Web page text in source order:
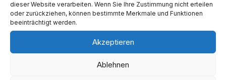
dieser Website verarbeiten. Wenn Sie Ihre Zustimmung nicht erteilen
oder zurückziehen, können bestimmte Merkmale und Funktionen
beeinträchtigt werden.
Akzeptieren
Ablehnen
Bis:
Filter